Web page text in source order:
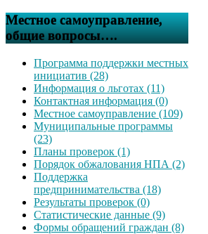
Местное самоуправление,
общие вопросы….
Программа поддержки местных
инициатив (28)
Информация о льготах (11)
Контактная информация (0)
Местное самоуправление (109)
Муниципальные программы
(23)
Планы проверок (1)
Порядок обжалования НПА (2)
Поддержка
предпринимательства (18)
Результаты проверок (0)
Статистические данные (9)
Формы обращений граждан (8)